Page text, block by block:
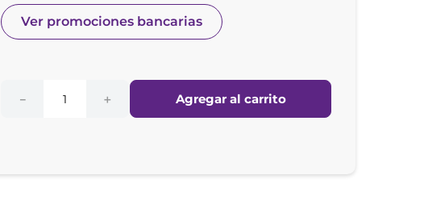
Ver promociones bancarias
＋
－ Agregar al carrito